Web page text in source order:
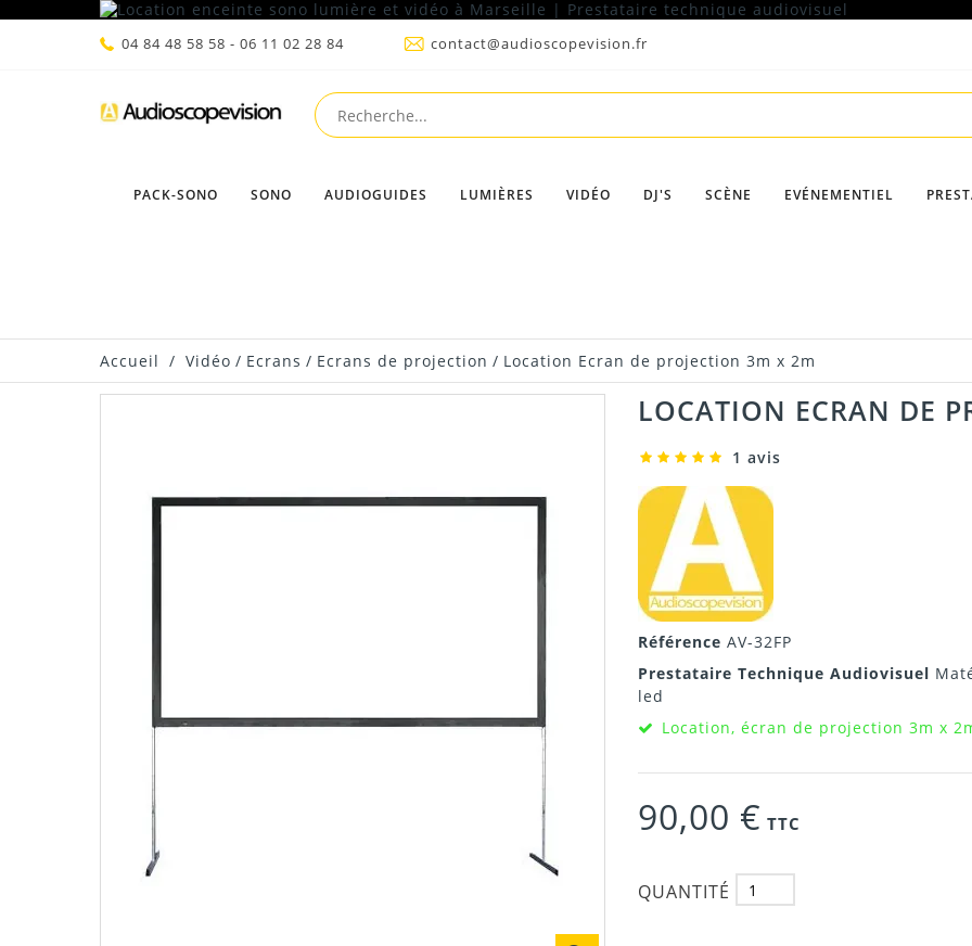
04 84 48 58 58 - 06 11 02 28 84 contact@audioscopevision.fr
PACK-SONO SONO AUDIOGUIDES LUMIÈRES VIDÉO DJ'S SCÈNE EVÉNEMENTIEL
Accueil / Vidéo / Ecrans / Ecrans de projection / Location Ecran de projection 3m x 2m
LOCATION ECRAN DE
1 avis
Référence AV-32FP
Prestataire Technique Audiovisuel
led
Location, écran de projection 3m x
90,00 € TTC
QUANTITÉ